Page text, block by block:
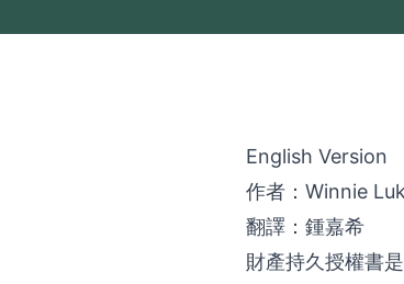
English Version
作者：Winnie Luk
翻譯：鍾嘉希
財產持久授權書